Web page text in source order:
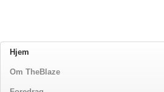
Hjem
Om TheBlaze